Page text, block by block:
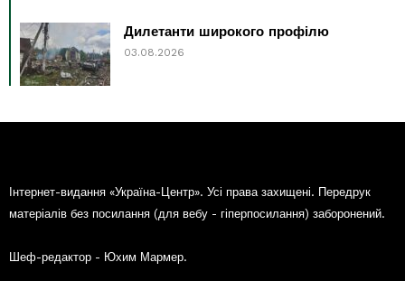
Дилетанти широкого профілю
03.08.2026
Інтернет-видання «Україна-Центр». Усі права захищені. Передрук
матеріалів без посилання (для вебу - гіперпосилання) заборонений.
Шеф-редактор - Юхим Мармер.